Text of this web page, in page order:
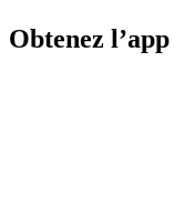
Obtenez